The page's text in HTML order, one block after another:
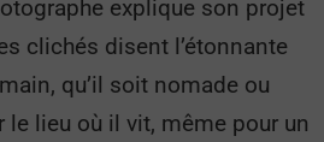
explique son projet
clichés disent l’étonnante
qu’il soit nomade ou
le lieu où il vit, même pour un